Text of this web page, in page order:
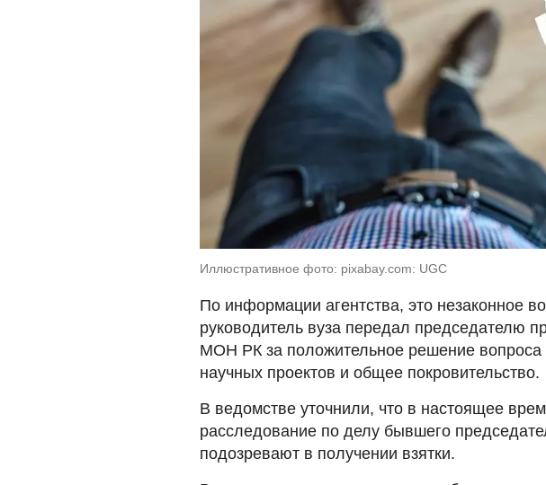
Иллюстративное фото: pixabay.com: UGC
По информации агентства, это незаконное
руководитель вуза передал председателю
МОН РК за положительное решение вопроса
научных проектов и общее покровительство.
В ведомстве уточнили, что в настоящее
расследование по делу бывшего
подозревают в получении взятки.